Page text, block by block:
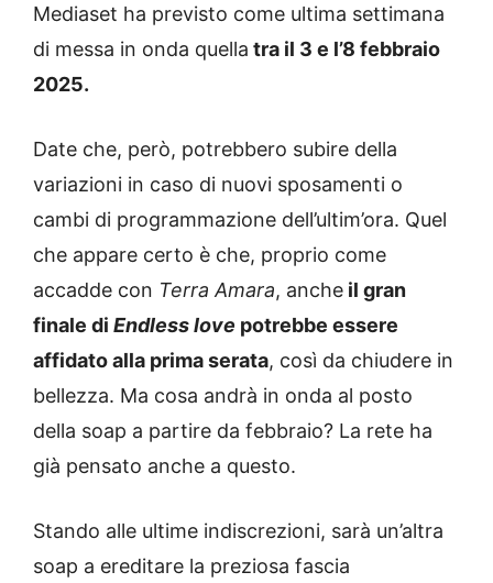
Mediaset ha previsto come ultima settimana
di messa in onda quella tra il 3 e l’8 febbraio
2025.
Date che, però, potrebbero subire della
variazioni in caso di nuovi sposamenti o
cambi di programmazione dell’ultim’ora. Quel
che appare certo è che, proprio come
accadde con Terra Amara, anche il gran
finale di Endless love potrebbe essere
affidato alla prima serata, così da chiudere in
bellezza. Ma cosa andrà in onda al posto
della soap a partire da febbraio? La rete ha
già pensato anche a questo.
Stando alle ultime indiscrezioni, sarà un’altra
soap a ereditare la preziosa fascia